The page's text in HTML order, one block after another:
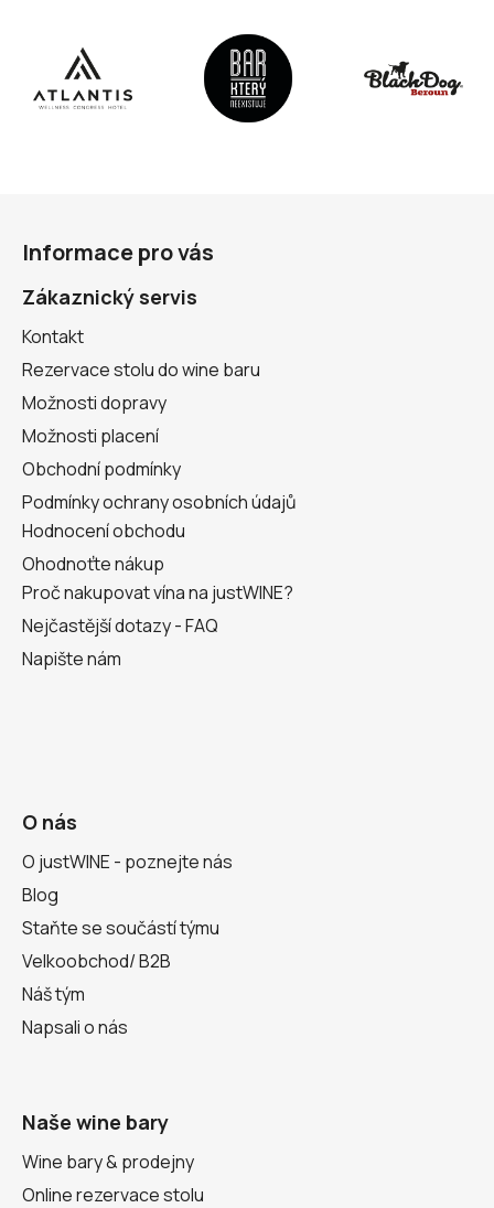
v
ý
p
i
Informace pro vás
Zákaznický servis
Kontakt
Rezervace stolu do wine baru
Možnosti dopravy
Možnosti placení
Obchodní podmínky
Podmínky ochrany osobních údajů
Hodnocení obchodu
Ohodnoťte nákup
Proč nakupovat vína na justWINE?
Nejčastější dotazy - FAQ
Napište nám
O nás
O justWINE - poznejte nás
Blog
Staňte se součástí týmu
Velkoobchod/ B2B
Náš tým
Napsali o nás
Naše wine bary
Wine bary & prodejny
Online rezervace stolu